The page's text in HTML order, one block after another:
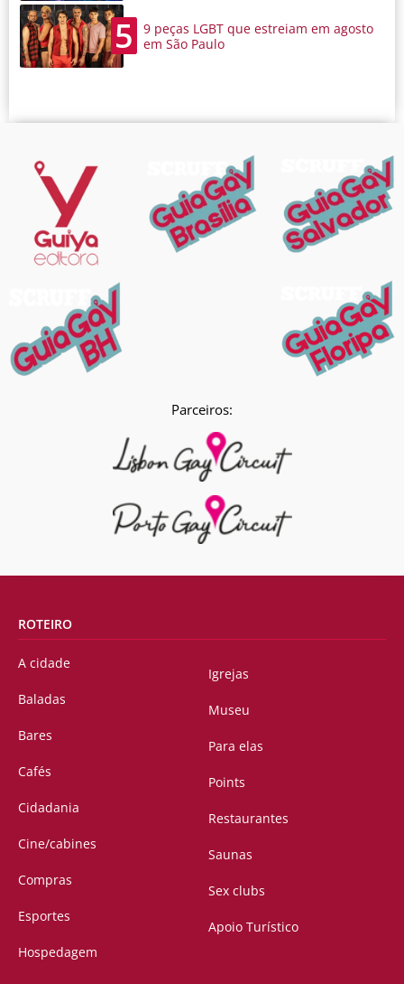
5
9 peças LGBT que estreiam em agosto
em São Paulo
Parceiros:
ROTEIRO
A cidade
Baladas
Bares
Cafés
Cidadania
Cine/cabines
Compras
Esportes
Hospedagem
Igrejas
Museu
Para elas
Points
Restaurantes
Saunas
Sex clubs
Apoio Turístico